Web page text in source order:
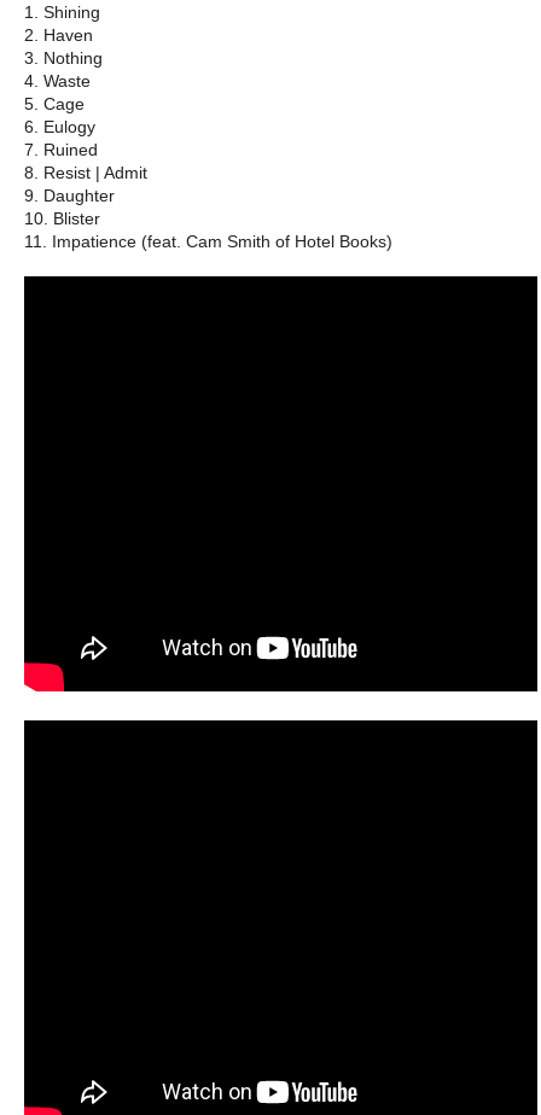
1. Shining
2. Haven
3. Nothing
4. Waste
5. Cage
6. Eulogy
7. Ruined
8. Resist | Admit
9. Daughter
10. Blister
11. Impatience (feat. Cam Smith of Hotel Books)